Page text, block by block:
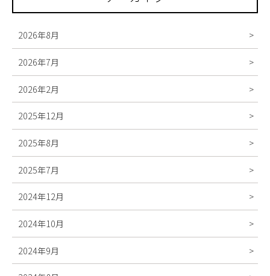
2026年8月
2026年7月
2026年2月
2025年12月
2025年8月
2025年7月
2024年12月
2024年10月
2024年9月